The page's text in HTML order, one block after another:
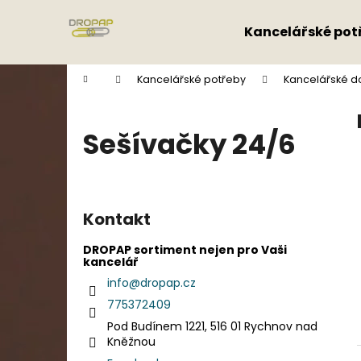
Kancelářské
Domů Kancelářské potřeby Kancelářské
Sešívačky 24/6
Kontakt
DROPAP sortiment nejen pro Vaši
kancelář
info@dropap.cz
775372409
Pod Budínem 1221, 516 01 Rychnov nad
Kněžnou
í
Zpět
do
Zpět
do